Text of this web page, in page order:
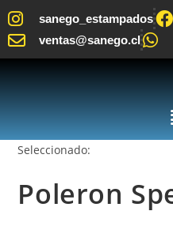
sanego_estampados
ventas@sanego.cl
Seleccionado:
Poleron